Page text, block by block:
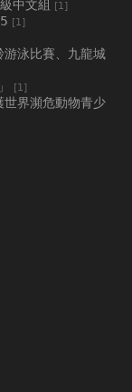
中文組 [1]
[1]
泳比賽、九龍城
[1]
界瀕危動物青少